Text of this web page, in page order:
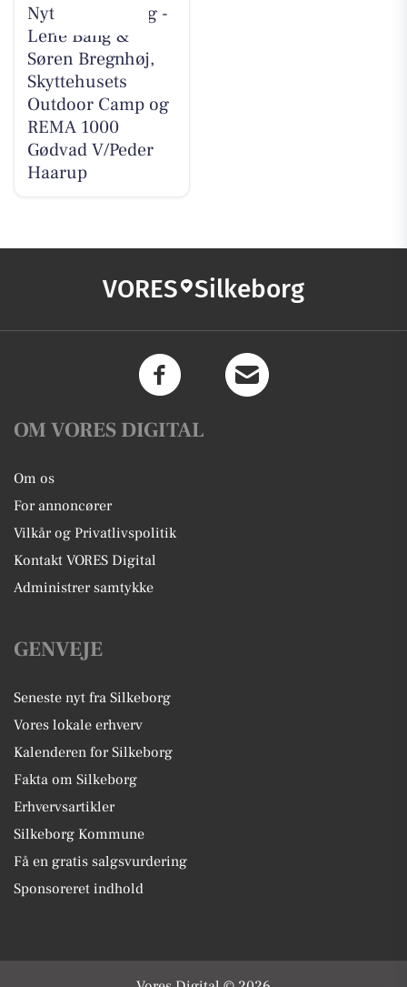
Nyt fra CD Bolig -
Lene Bang &
Søren Bregnhøj,
Skyttehusets
Outdoor Camp og
REMA 1000
Gødvad V/Peder
Haarup
VORES Silkeborg
OM VORES DIGITAL
Om os
For annoncører
Vilkår og Privatlivspolitik
Kontakt VORES Digital
Administrer samtykke
GENVEJE
Seneste nyt fra Silkeborg
Vores lokale erhverv
Kalenderen for Silkeborg
Fakta om Silkeborg
Erhvervsartikler
Silkeborg Kommune
Få en gratis salgsvurdering
Sponsoreret indhold